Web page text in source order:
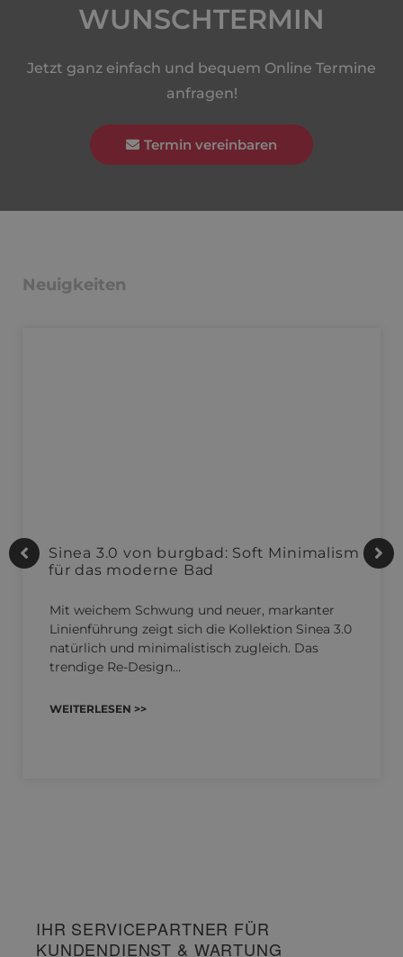
WUNSCHTERMIN
Jetzt ganz einfach und bequem Online Termine
anfragen!
Termin vereinbaren
Neuigkeiten
Sinea 3.0 von burgbad: Soft Minimalism
für das moderne Bad
Mit weichem Schwung und neuer, markanter
Linienführung zeigt sich die Kollektion Sinea 3.0
natürlich und minimalistisch zugleich. Das
trendige Re-Design…
WEITERLESEN >>
IHR SERVICEPARTNER FÜR
KUNDENDIENST & WARTUNG